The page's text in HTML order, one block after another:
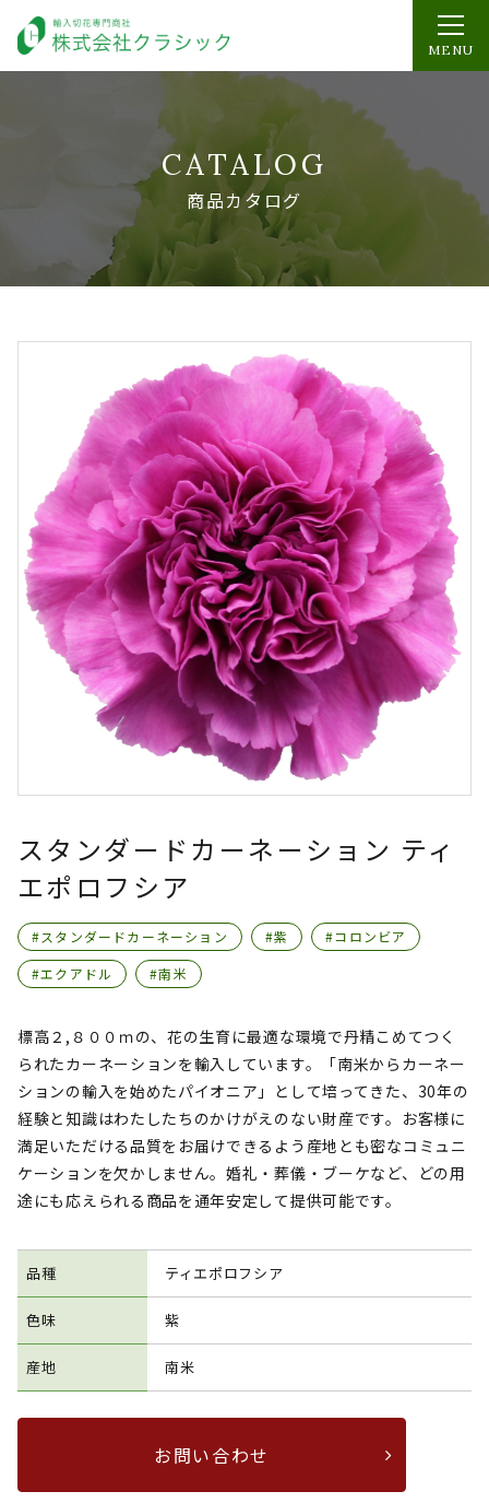
MENU
CATALOG
商品カタログ
スタンダードカーネーション ティ
エポロフシア
#スタンダードカーネーション #紫
#コロンビア
#エクアドル
#南米
標高２,８００ｍの、花の生育に最適な環境で丹精こめてつく
られたカーネーションを輸入しています。「南米からカーネー
ションの輸入を始めたパイオニア」として培ってきた、30年の
経験と知識はわたしたちのかけがえのない財産です。お客様に
満足いただける品質をお届けできるよう産地とも密なコミュニ
ケーションを欠かしません。婚礼・葬儀・ブーケなど、どの用
途にも応えられる商品を通年安定して提供可能です。
品種 ティエポロフシア
色味 紫
産地 南米
お問い合わせ